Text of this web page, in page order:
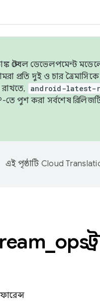
স্টেবল ডেভেলপমেন্ট
প্রতি দুই ও চার
android-latest-
তে পুশ করা সর্বশেষ
এই পৃষ্ঠাটি Cloud
ops